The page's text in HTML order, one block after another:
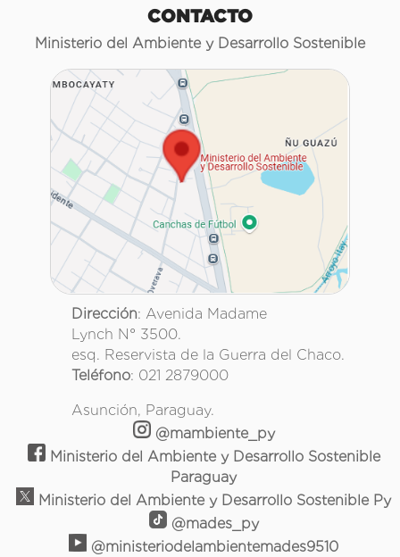
CONTACTO
Ministerio del Ambiente y Desarrollo Sostenible
Dirección: Avenida Madame
Lynch N° 3500.
esq. Reservista de la Guerra del Chaco.
Teléfono: 021 2879000
Asunción, Paraguay.
@mambiente_py
Ministerio del Ambiente y Desarrollo Sostenible
Paraguay
Ministerio del Ambiente y Desarrollo Sostenible Py
@mades_py
@ministeriodelambientemades9510